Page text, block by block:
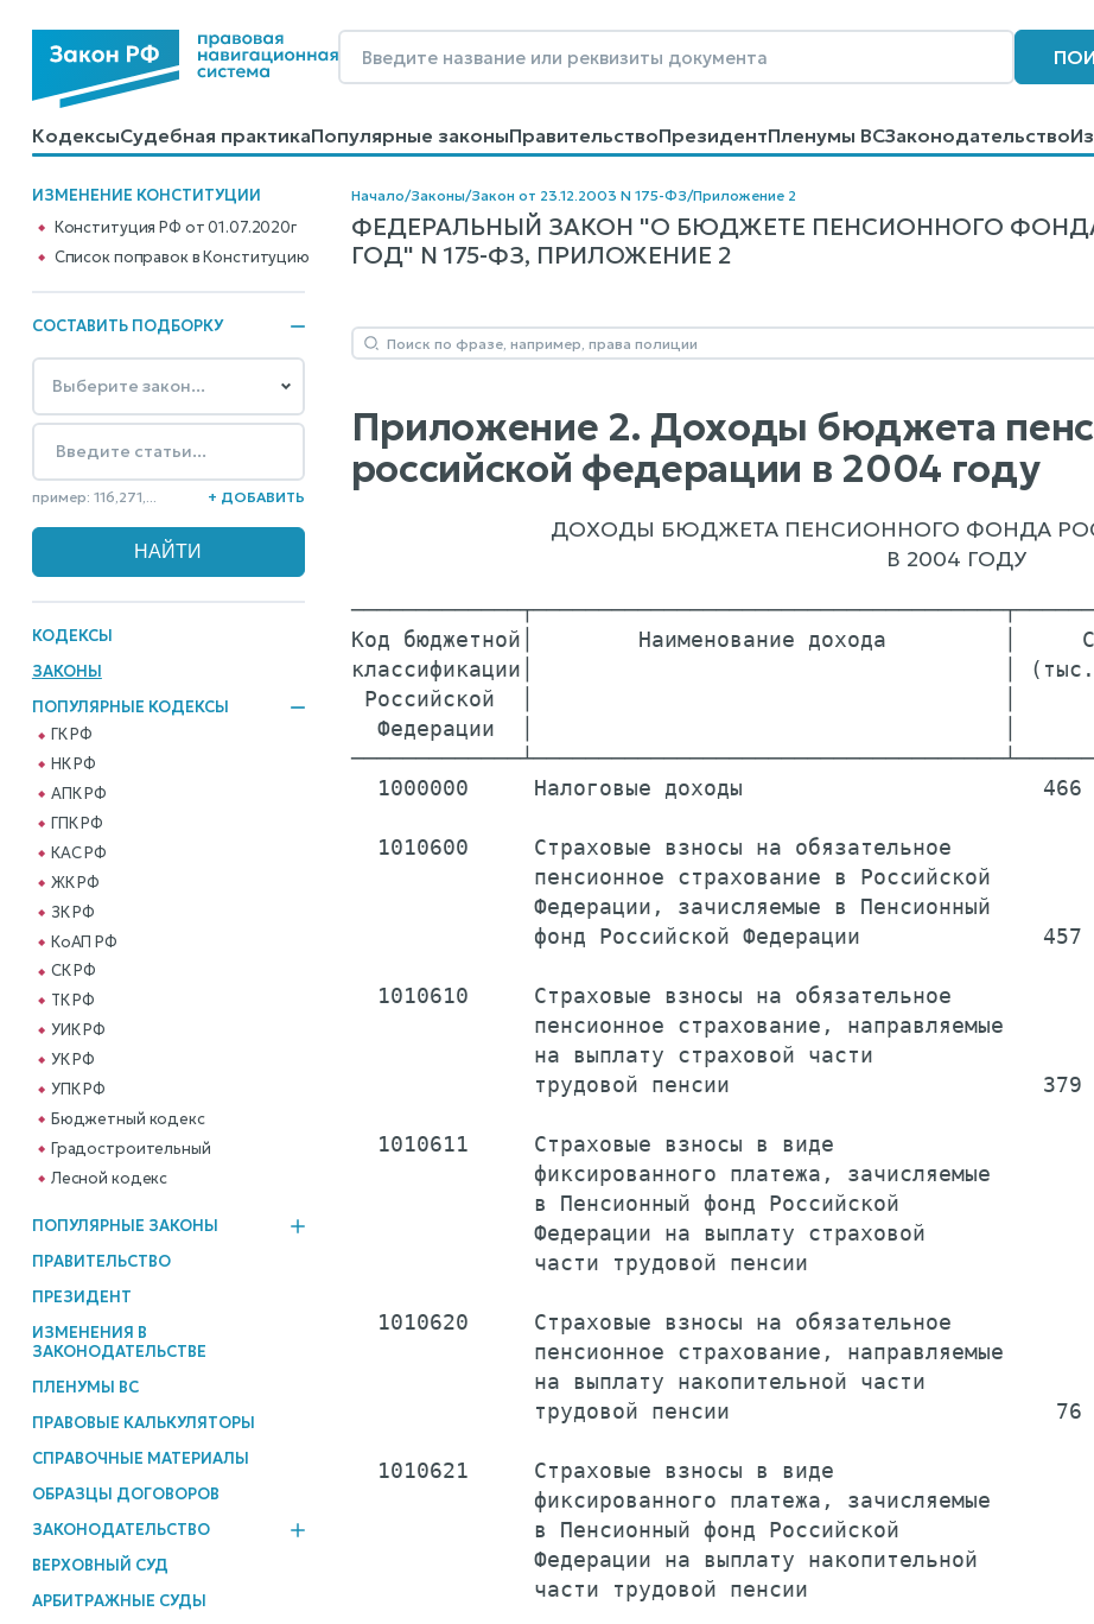
КодексыСудебная практикаПопулярные законыПравительствоПрезидентПленумы ВСЗаконодательство
КалькуляторыСправочные материалыОбразцы договоровКонтактыПомощьПоиск
ИЗМЕНЕНИЕ КОНСТИТУЦИИ
Конституция РФ от 01.07.2020г
Cписок поправок в Конституцию
СОСТАВИТЬ ПОДБОРКУ
пример: 116,271,... + ДОБАВИТЬ
КОДЕКСЫ
ЗАКОНЫ
ПОПУЛЯРНЫЕ КОДЕКСЫ
ГК РФ
НК РФ
АПК РФ
ГПК РФ
КАС РФ
ЖК РФ
ЗК РФ
КоАП РФ
СК РФ
ТК РФ
УИК РФ
УК РФ
УПК РФ
Бюджетный кодекс
Градостроительный
Лесной кодекс
ПОПУЛЯРНЫЕ ЗАКОНЫ
ПРАВИТЕЛЬСТВО
ПРЕЗИДЕНТ
ИЗМЕНЕНИЯ В
ЗАКОНОДАТЕЛЬСТВЕ
ПЛЕНУМЫ ВС
ПРАВОВЫЕ КАЛЬКУЛЯТОРЫ
СПРАВОЧНЫЕ МАТЕРИАЛЫ
ОБРАЗЦЫ ДОГОВОРОВ
ЗАКОНОДАТЕЛЬСТВО
ВЕРХОВНЫЙ СУД
АРБИТРАЖНЫЕ СУДЫ
Начало/Законы/Закон от 23.12.2003 N 175-ФЗ/Приложение 2
ФЕДЕРАЛЬНЫЙ ЗАКОН "О БЮДЖЕТЕ ПЕНСИОННОГО
ГОД" N 175-ФЗ, ПРИЛОЖЕНИЕ 2
Приложение 2. Доходы бюджета
российской федерации в 2004 году
ДОХОДЫ БЮДЖЕТА ПЕНСИОННОГО ФОНДА
В 2004 ГОДУ
Код бюджетной│        Наименование дохода         │
классификации│                                    │ (тыс.
Российской  │                                    │
  Федерации  │                                    │
1000000     Налоговые доходы                       466
  1010600     Страховые взносы на обязательное
              пенсионное страхование в Российской
              Федерации, зачисляемые в Пенсионный
фонд Российской Федерации              457
  1010610     Страховые взносы на обязательное
              пенсионное страхование, направляемые
              на выплату страховой части
трудовой пенсии                        379
  1010611     Страховые взносы в виде
              фиксированного платежа, зачисляемые
              в Пенсионный фонд Российской
              Федерации на выплату страховой
части трудовой пенсии
  1010620     Страховые взносы на обязательное
              пенсионное страхование, направляемые
              на выплату накопительной части
трудовой пенсии                         76
  1010621     Страховые взносы в виде
              фиксированного платежа, зачисляемые
              в Пенсионный фонд Российской
              Федерации на выплату накопительной
части трудовой пенсии